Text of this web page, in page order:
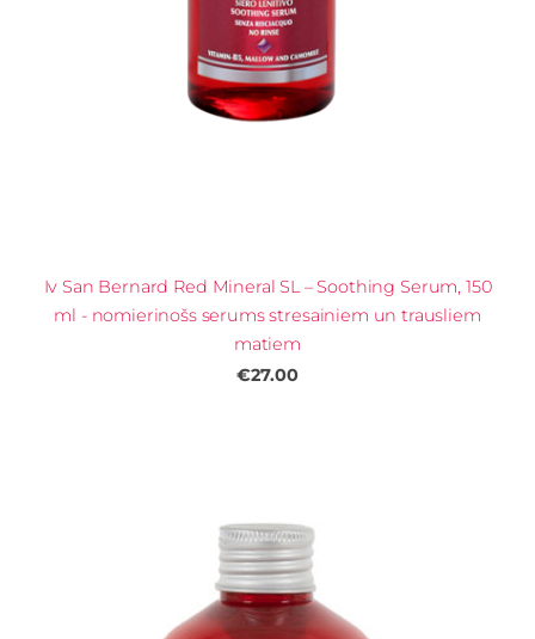
Iv San Bernard Red Mineral SL – Soothing Serum, 150
ml - nomierinošs serums stresainiem un trausliem
matiem
€27.00